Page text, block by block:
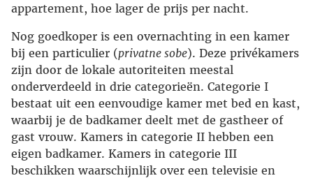
appartement, hoe lager de prijs per nacht.
Nog goedkoper is een overnachting in een kamer
bij een particulier (privatne sobe). Deze privékamers
zijn door de lokale autoriteiten meestal
onderverdeeld in drie categorieën. Categorie I
bestaat uit een eenvoudige kamer met bed en kast,
waarbij je de badkamer deelt met de gastheer of
gast vrouw. Kamers in categorie II hebben een
eigen badkamer. Kamers in categorie III
beschikken waarschijnlijk over een televisie en